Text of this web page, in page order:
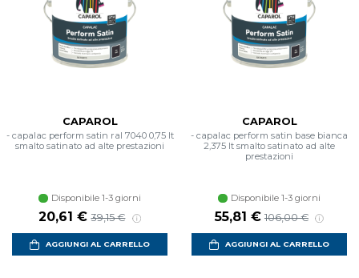
CAPAROL
- capalac perform satin ral 7040 0,75 lt
smalto satinato ad alte prestazioni
Disponibile 1-3 giorni
20,61 € 39,15 €
AGGIUNGI AL CARRELLO
CAPAROL
- capalac perform satin base bianca
2,375 lt smalto satinato ad alte
prestazioni
Disponibile 1-3 giorni
55,81 € 106,00 €
AGGIUNGI AL CARRELLO